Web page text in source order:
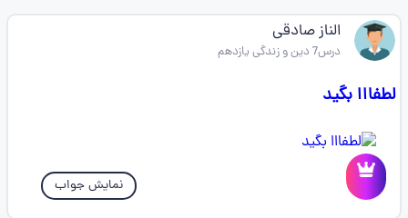
الناز صادقی
درس7 دین و زندگی یازدهم
لطفااا بگید
نمایش جواب